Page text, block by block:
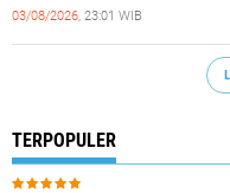
03/08/2026, 23:01 WIB
TERPOPULER